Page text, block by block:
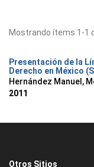
Mostrando ítems 1-1
Presentación de la
Derecho en México
Hernández Manuel,
2011
Otros Sitios